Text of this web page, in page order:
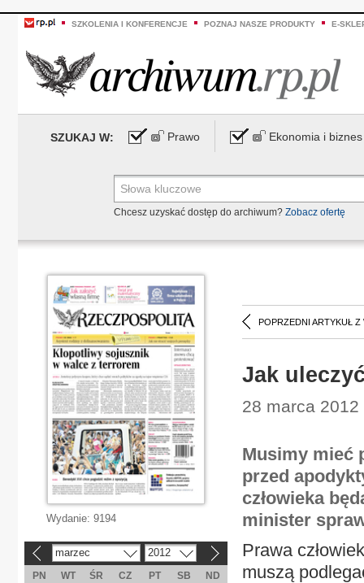
SZKOLENIA I KONFERENCJE POZNAJ NASZE PRODUKTY E-
SZUKAJ W: Prawo Ekonomia i biznes
Chcesz uzyskać dostęp do archiwum? Zobacz ofertę
POPRZEDNI ARTYKUŁ Z
Jak
28 marca
Musimy mieć
przed
człowieka
minister
Prawa
muszą
Wydanie: 9194
marzec 2012
PN WT ŚR CZ PT SB
ND